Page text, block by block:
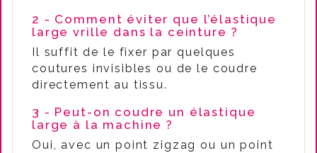
2 - Comment éviter que l’élastique
large vrille dans la ceinture ?
Il suffit de le fixer par quelques
coutures invisibles ou de le coudre
directement au tissu.
3 - Peut-on coudre un élastique
large à la machine ?
Oui, avec un point zigzag ou un point